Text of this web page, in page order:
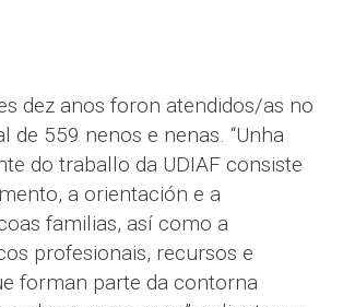
dez anos foron atendidos/as no
de 559 nenos e nenas. “Unha
do traballo da UDIAF consiste
a orientación e a
familias, así como a
profesionais, recursos e
forman parte da contorna